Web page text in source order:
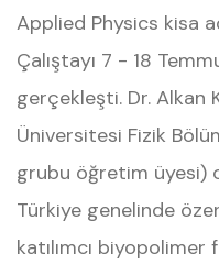
Applied Physics kisa
Çalıştayı 7 - 18
gerçekleşti. Dr. Alkan
Üniversitesi Fizik
grubu öğretim üyesi)
Türkiye genelinde
katılımcı